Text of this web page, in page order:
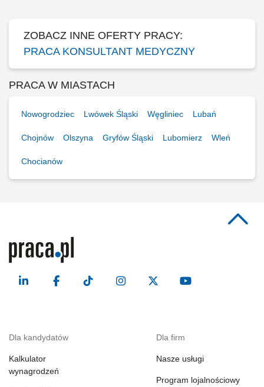
ZOBACZ INNE OFERTY PRACY:
PRACA KONSULTANT MEDYCZNY
PRACA W MIASTACH
Nowogrodziec Lwówek Śląski Węgliniec Lubań
Chojnów Olszyna Gryfów Śląski Lubomierz Wleń
Chocianów
Dla kandydatów
Kalkulator
wynagrodzeń
Dla firm
Nasze usługi
Program lojalnościowy